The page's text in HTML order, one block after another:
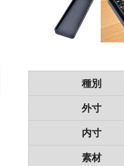
種別
外寸
内寸
素材